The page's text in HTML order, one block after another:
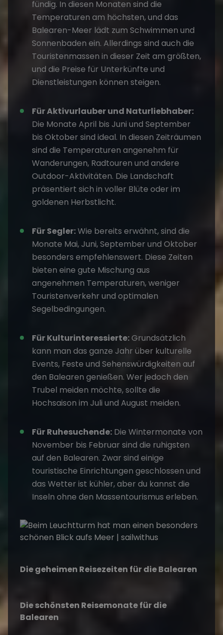
fündig. In diesen Monaten sind die
Temperaturen am höchsten, und das
Balearen-Meer lädt zum Schwimmen und
Sonnenbaden ein. Allerdings sind auch die
Touristenmassen in dieser Zeit am größten,
und die Preise für Unterkünfte und
Dienstleistungen können steigen.
Für Aktivurlauber und Naturliebhaber:
Die Monate April bis Juni und September
bis Oktober sind ideal. In diesen Zeiträumen
sind die Temperaturen angenehm für
Wanderungen, Radtouren und andere
Outdoor-Aktivitäten. Die Landschaft
präsentiert sich in voller Blüte oder im
goldenen Herbstlicht.
Für Segler:Wie bereits erwähnt, sind die
Monate Mai, Juni, September und Oktober
besonders empfehlenswert. Diese Zeiten
bieten eine gute Mischung aus
angenehmen Temperaturen, weniger
Touristenverkehr und optimalen
Segelbedingungen.
Für Kulturinteressierte:Grundsätzlich
kann man das ganze Jahr über kulturelle
Events, Feste und Sehenswürdigkeiten auf
den Balearen genießen. Wer jedoch den
Trubel meiden möchte, sollte die
Hochsaison im Juli und August meiden.
Für Ruhesuchende: Die Wintermonate von
November bis Februar sind die ruhigsten
auf den Balearen. Zwar sind einige
touristische Einrichtungen geschlossen und
das Wetter ist kühler, aber du kannst die
Inseln ohne den Massentourismus erleben.
Die geheimen Reisezeiten für die Balearen
Die schönsten Reisemonate für die
Balearen